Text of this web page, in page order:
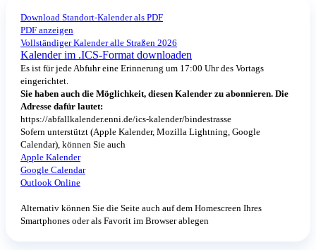
Download Standort-Kalender als PDF
PDF anzeigen
Vollständiger Kalender alle Straßen 2026
Kalender im .ICS-Format downloaden
Es ist für jede Abfuhr eine Erinnerung um 17:00 Uhr des Vortags
eingerichtet.
Sie haben auch die Möglichkeit, diesen Kalender zu abonnieren. Die
Adresse dafür lautet:
https://abfallkalender.enni.de/ics-kalender/bindestrasse
Sofern unterstützt (Apple Kalender, Mozilla Lightning, Google
Calendar), können Sie auch
Apple Kalender
Google Calendar
Outlook Online
Alternativ können Sie die Seite auch auf dem Homescreen Ihres
Smartphones oder als Favorit im Browser ablegen